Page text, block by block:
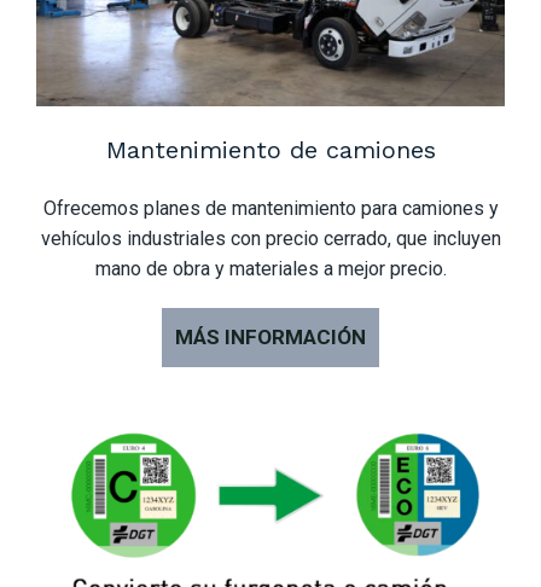
Mantenimiento de camiones
Ofrecemos planes de mantenimiento para camiones y
vehículos industriales con precio cerrado, que incluyen
mano de obra y materiales a mejor precio.
MÁS INFORMACIÓN